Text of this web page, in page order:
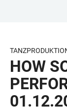
HOW